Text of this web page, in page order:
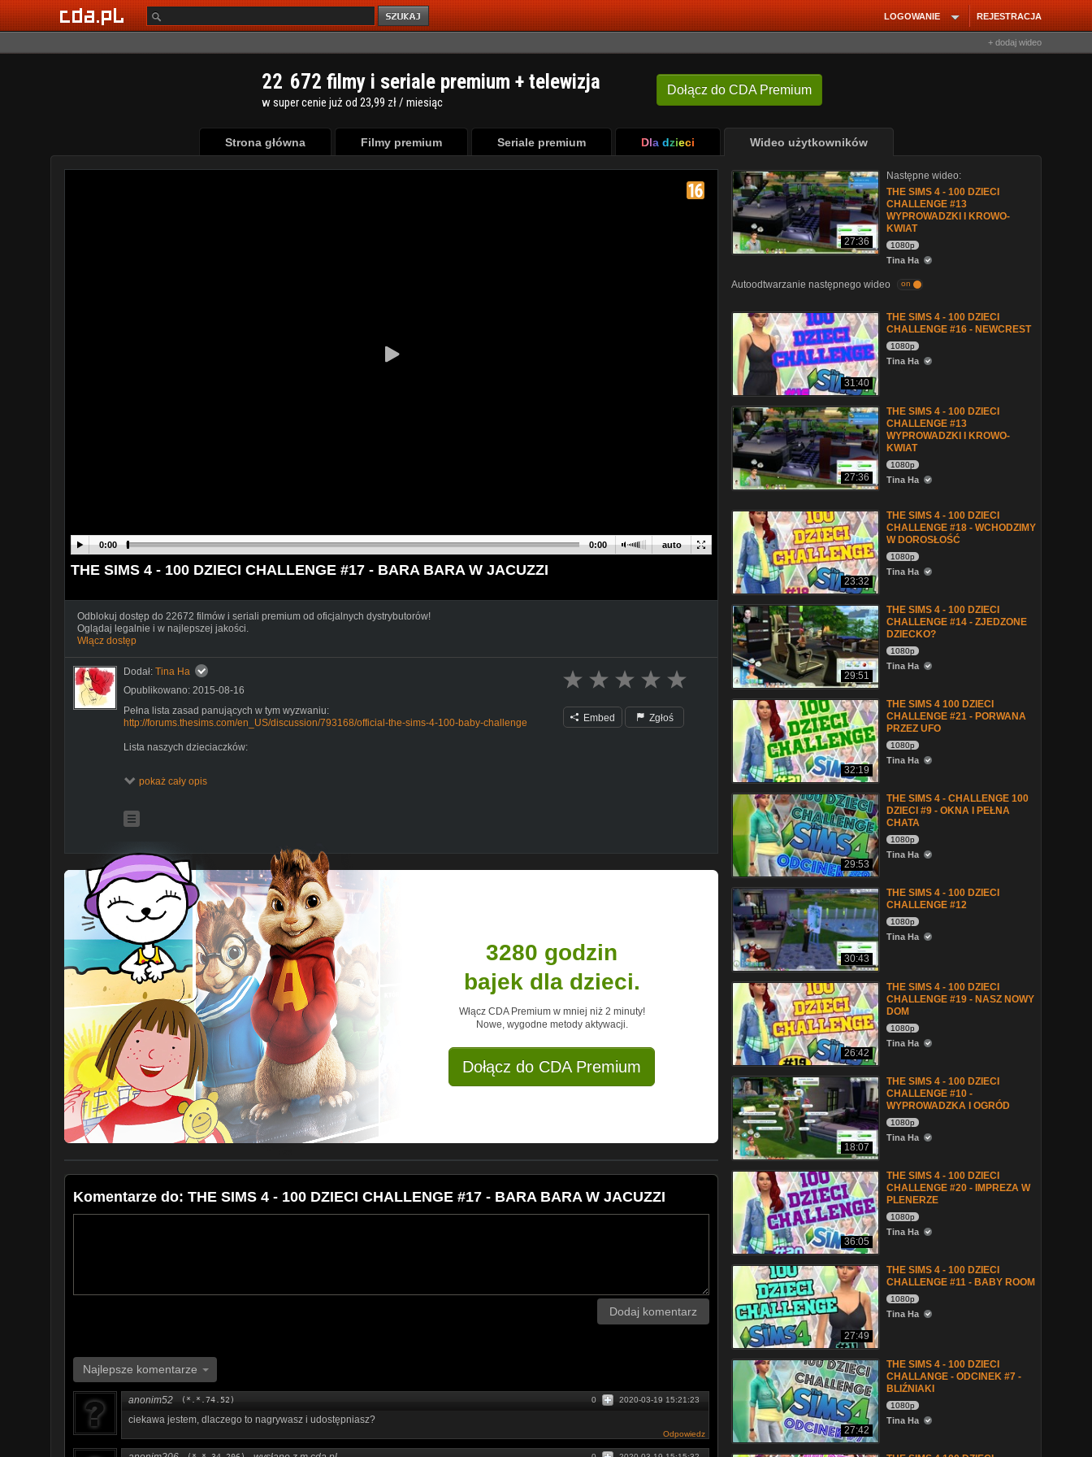
REJESTRACJA
LOGOWANIE
+ dodaj wideo
Dołącz do CDA Premium
22 672 filmy i seriale premium + telewizja
w super cenie już od 23,99 zł / miesiąc
Strona główna Filmy premium Seriale premium Dla dzieci Wideo użytkowników
auto
0:00 0:00
THE SIMS 4 - 100 DZIECI CHALLENGE #17 - BARA BARA W JACUZZI
Odblokuj dostęp do 22672 filmów i seriali premium od oficjalnych dystrybutorów!
Oglądaj legalnie i w najlepszej jakości.
Włącz dostęp
Dodał: Tina Ha
Opublikowano: 2015-08-16
Pełna lista zasad panujących w tym wyzwaniu:
http://forums.thesims.com/en_US/discussion/793168/official-the-sims-4-100-baby-challenge
Lista naszych dzieciaczków:
2. Ojciec Barbary - Maciej Trzewik
4. Ojciec Krystyny - Michał Przyzwaniec - bliźniaki
5. Ojciec Wojciecha - Franciszek Kula - bliźniaki
8. Ojciec Adama - Filip Ząb
9. Ojciec Jana - Dominik Żubr
10. Ojciec Filipa - Krzysztof Maliniak
11. Ojciec Antosia - Bogusław Wójcik - bliźniaki
12. Ojciec Weroniki - Bogusław Wójcik - bliźniaki
13. Ojciec Katarzyny - Szymon Paliwoda
14. Ojciec Natalii - Piotr Bocian
15. Ojciec Alicji - Piotr Bocian ( bliźniaczki)
W HD ogląda się lepiej!
Subskrybuj aby być na bieżąco i zostaw motywującą łapkę!
Znajdź mnie:
Blog -http://tinaha.pl/
Fanpage - http://facebook.com/tinahablog
Instagram @bitcheslovecakesofficial
Napisz do mnie:
tina.ha.kontakt@gmail.com
Intro: Wykonanie moje!
pokaż cały opis
Embed Zgłoś
3280 godzin
bajek dla dzieci.
Włącz CDA Premium w mniej niż 2 minuty!
Nowe, wygodne metody aktywacji.
Dołącz do CDA Premium
Komentarze do: THE SIMS 4 - 100 DZIECI CHALLENGE #17 - BARA BARA W JACUZZI
Dodaj komentarz
Najlepsze komentarze
anonim52 (*.*.74.52) 2020-03-19 15:21:23
0
ciekawa jestem, dlaczego to nagrywasz i udostępniasz?
Odpowiedz
27:36
Następne wideo:
THE SIMS 4 - 100 DZIECI
CHALLENGE #13
WYPROWADZKI I KROWO-
KWIAT
1080p
Tina Ha
Autoodtwarzanie następnego wideo on
31:40
THE SIMS 4 - 100 DZIECI
CHALLENGE #16 - NEWCREST
1080p
Tina Ha
27:36
THE SIMS 4 - 100 DZIECI
CHALLENGE #13
WYPROWADZKI I KROWO-
KWIAT
1080p
Tina Ha
23:32
THE SIMS 4 - 100 DZIECI
CHALLENGE #18 - WCHODZIMY
W DOROSŁOŚĆ
1080p
Tina Ha
29:51
THE SIMS 4 - 100 DZIECI
CHALLENGE #14 - ZJEDZONE
DZIECKO?
1080p
Tina Ha
32:19
THE SIMS 4 100 DZIECI
CHALLENGE #21 - PORWANA
PRZEZ UFO
1080p
Tina Ha
29:53
THE SIMS 4 - CHALLENGE 100
DZIECI #9 - OKNA I PEŁNA
CHATA
1080p
Tina Ha
30:43
THE SIMS 4 - 100 DZIECI
CHALLENGE #12
1080p
Tina Ha
26:42
THE SIMS 4 - 100 DZIECI
CHALLENGE #19 - NASZ NOWY
DOM
1080p
Tina Ha
18:07
THE SIMS 4 - 100 DZIECI
CHALLENGE #10 -
WYPROWADZKA I OGRÓD
1080p
Tina Ha
36:05
THE SIMS 4 - 100 DZIECI
CHALLENGE #20 - IMPREZA W
PLENERZE
1080p
Tina Ha
27:49
THE SIMS 4 - 100 DZIECI
CHALLENGE #11 - BABY ROOM
1080p
Tina Ha
27:42
THE SIMS 4 - 100 DZIECI
CHALLANGE - ODCINEK #7 -
BLIŹNIAKI
1080p
Tina Ha